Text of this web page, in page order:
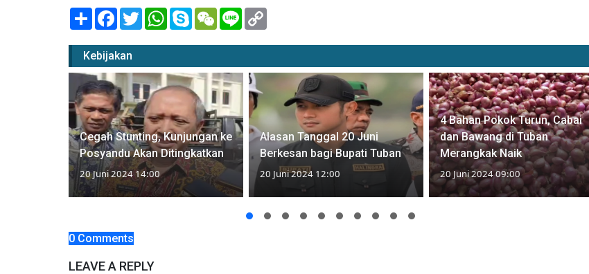
Share Facebook
TwitterWhatsApp
SkypeWeChatLine
Kebijakan
Cegah Stunting, Kunjungan ke
Posyandu Akan Ditingkatkan
20 Juni 2024 14:00
Alasan Tanggal 20 Juni
Berkesan bagi Bupati Tuban
20 Juni 2024 12:00
4 Bahan Pokok Turun, Cabai
dan Bawang di Tuban
Merangkak Naik
20 Juni 2024 09:00
0 Comments
LEAVE A REPLY